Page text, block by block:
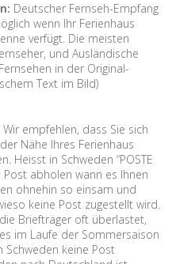
Deutscher Fernseh-Empfang
wenn Ihr Ferienhaus
verfügt. Die meisten
und Ausländische
in der Original-
Text im Bild)
Wir empfehlen, dass Sie sich
Nähe Ihres Ferienhaus
Heisst in Schweden “POSTE
Post abholen wann es Ihnen
ohnehin so einsam und
keine Post zugestellt wird.
Briefträger oft überlastet,
im Laufe der Sommersaison
Schweden keine Post